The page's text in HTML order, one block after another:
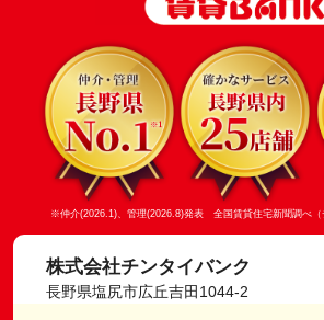
※仲介(2026.1)、管理(2026.8)発表 全国賃貸住宅新聞調べ（
株式会社チンタイバンク
長野県塩尻市広丘吉田1044-2